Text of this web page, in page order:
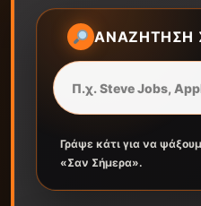
ΑΝΑΖΉΤΗΣΗ
Γράψε κάτι για να
«Σαν Σήμερα».